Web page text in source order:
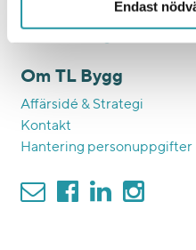
Endast
KMA och BKMA
Om TL Bygg
Affärsidé & Strategi
Kontakt
Hantering personuppgifter